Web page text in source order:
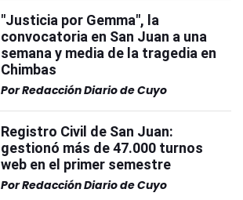
"Justicia por Gemma", la
convocatoria en San Juan a una
semana y media de la tragedia en
Chimbas
PorRedacción Diario de Cuyo
Registro Civil de San Juan:
gestionó más de 47.000 turnos
web en el primer semestre
PorRedacción Diario de Cuyo